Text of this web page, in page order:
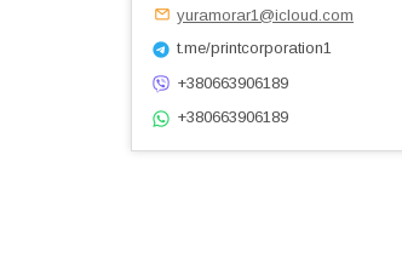
yuramorar1@icloud.com
t.me/printcorporation1
+380663906189
+380663906189